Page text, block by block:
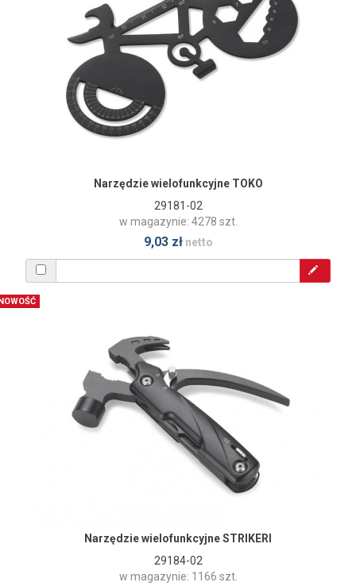
Narzędzie wielofunkcyjne TOKO
29181-02
w magazynie: 4278 szt.
9,03 złnetto
Narzędzie wielofunkcyjne STRIKERI
29184-02
w magazynie: 1166 szt.